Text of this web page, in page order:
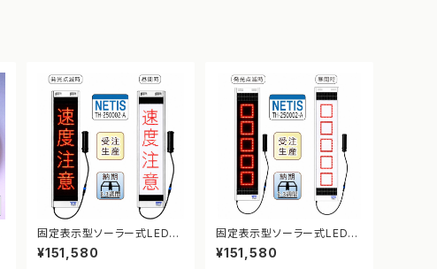
固定表示型ソーラー式LED表
示板 ドットサイン【速度注意】
【NETIS登録】
¥151,580
固定表示型ソーラー式LED表
示板 ドットサイン【5文字オー
ダー対応】【NETIS登録】
¥151,580